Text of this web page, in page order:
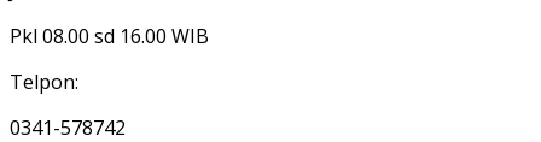
Pkl 08.00 sd 16.00 WIB
Telpon:
0341-578742